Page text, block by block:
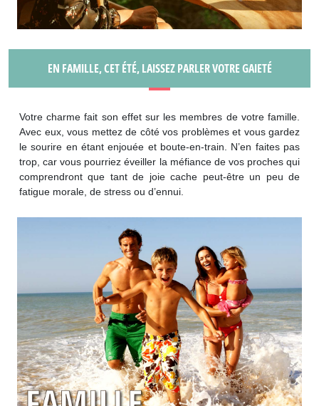
EN FAMILLE, CET ÉTÉ, LAISSEZ PARLER VOTRE GAIETÉ
Votre charme fait son effet sur les membres de votre famille.
Avec eux, vous mettez de côté vos problèmes et vous gardez
le sourire en étant enjouée et boute-en-train. N’en faites pas
trop, car vous pourriez éveiller la méfiance de vos proches qui
comprendront que tant de joie cache peut-être un peu de
fatigue morale, de stress ou d’ennui.